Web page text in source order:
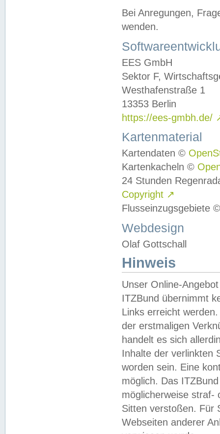
Bei Anregungen,
wenden.
EES GmbH
Sektor F,
Westhafenstraße 1
13353 Berlin
https://ees-gmbh.de/
Kartenmaterial
Kartendaten ©
Kartenkacheln ©
24 Stunden
Copyright ↗
Flusseinzugsgebiete
Webdesign
Olaf Gottschall
Hinweis
Unser Online-
ITZBund übernimmt
Links erreicht
der erstmaligen
handelt es sich
Inhalte der verlinkten
worden sein. Eine
möglich. Das
möglicherweise straf-
Sitten verstoßen. Für
Webseiten anderer